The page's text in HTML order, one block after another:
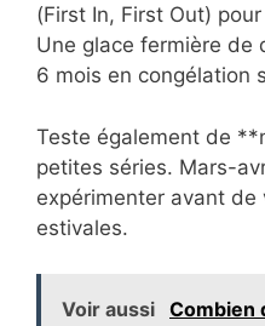
(First In, First Out)
Une glace fermière de
6 mois en congélation
Teste également de
petites séries. Mars-
expérimenter avant
estivales.
Voir aussi Combien